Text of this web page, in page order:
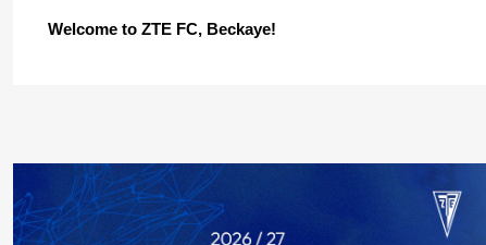
Welcome to ZTE FC, Beckaye!